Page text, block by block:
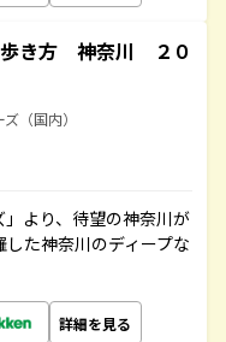
き方 神奈川 ２０
（国内）
より、待望の神奈川が
た神奈川のディープな
詳細を見る